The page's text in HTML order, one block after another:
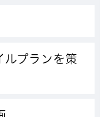
ルプランを策